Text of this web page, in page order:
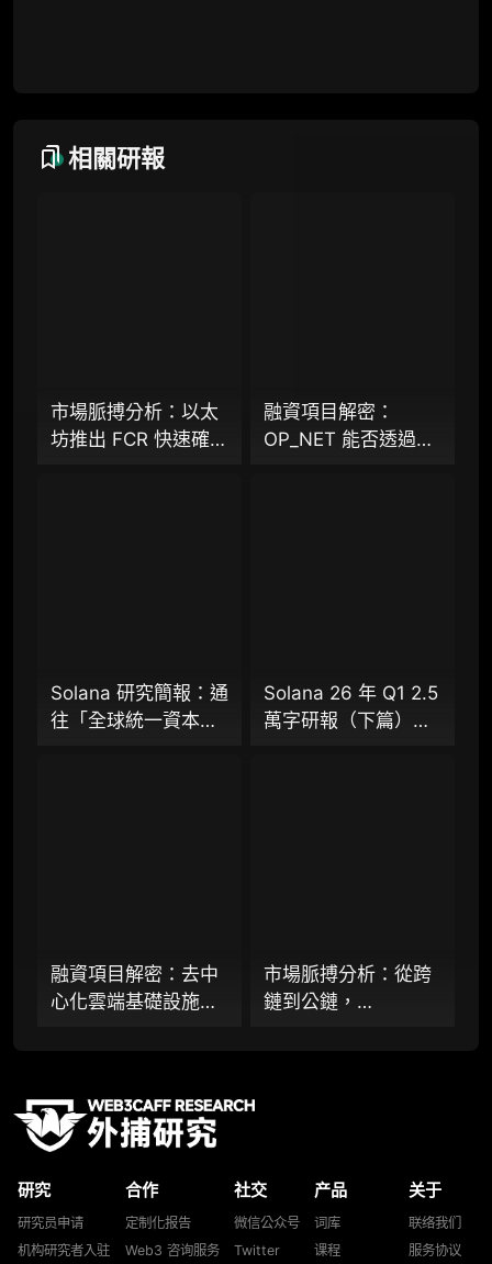
定制化研究报告折扣（9.5 折）
¥ 98000
资产）​
定制化研究服务（1次，课题/选题经审核通过
分析师 1 对 1 沟通（1 小时，话题需审核）
淀内容）
机构专属社群（与业内高管、机构、基金等共
可下载报告 PDF 版（24 次/年）
相關研報
市場脈搏分析：以太
坊推出 FCR 快速確認
融資項目解密：
OP_NET 能否透過搭
Solana 研究簡報：通
往「全球統一資本市
Solana 26 年 Q1 2.5
萬字研報（下篇）：
融資項目解密：去中
心化雲端基礎設施
現有雲端格局？
市場脈搏分析：從跨
鏈到公鏈，
研究
研究员申请
机构研究者入驻
合作
定制化报告
Web3 咨询服务
社交
微信公众号
Twitter
产品
词库
课程
关于
联络我们
服务协议